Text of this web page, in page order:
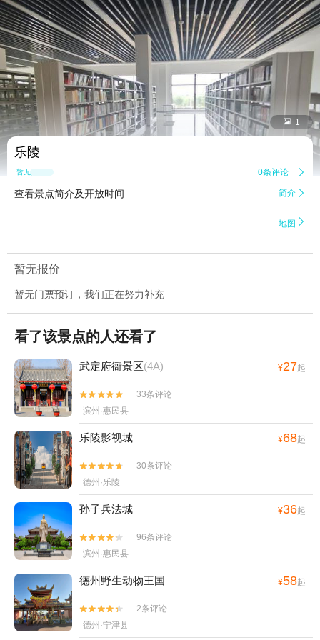
 1
乐陵
暂无点评 0条评论 
查看景点简介及开放时间 简介 
地图 
暂无报价
暂无门票预订，我们正在努力补充
看了该景点的人还看了
武定府衙景区(4A) ¥27起


33条评论
滨州·惠民县
乐陵影视城 ¥68起


30条评论
德州·乐陵
孙子兵法城 ¥36起


96条评论
滨州·惠民县
德州野生动物王国 ¥58起


2条评论
德州·宁津县
